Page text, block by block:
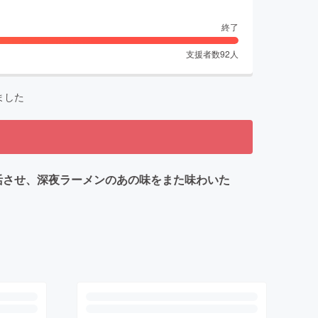
終了
支援者数92 人
した
せ、深夜ラーメンのあの味をまた味わいた